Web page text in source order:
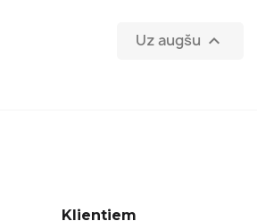
Uz augšu 
Klientiem